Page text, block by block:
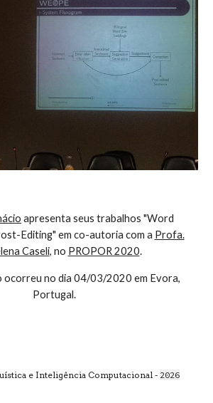
apresenta seus trabalhos "Word
Editing" em co-autoria com a Profa.
Caseli, no PROPOR 2020.
ocorreu no dia 04/03/2020 em Evora,
Portugal.
e Inteligência Computacional - 2026